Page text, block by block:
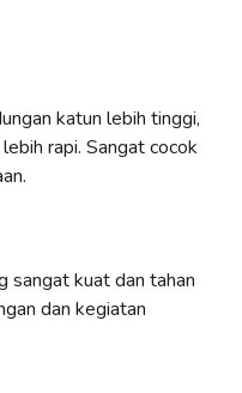
katun lebih tinggi,
rapi. Sangat cocok
sangat kuat dan tahan
dan kegiatan